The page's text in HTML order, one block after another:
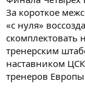
За короткое
«с нуля»
скомплектовать
тренерским
наставником
тренеров